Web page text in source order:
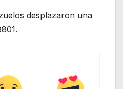
desplazaron una